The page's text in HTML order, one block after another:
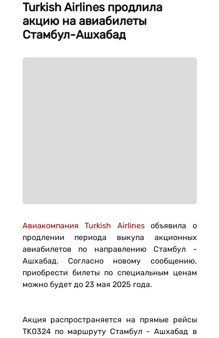
Turkish Airlines продлила
акцию на авиабилеты
Стамбул-Ашхабад
Авиакомпания Turkish Airlinesобъявила о
продлении периода выкупа акционных
авиабилетов по направлению Стамбул -
Ашхабад. Согласно новому сообщению,
приобрести билеты по специальным ценам
можно будет до 23 мая 2025 года.
Акция распространяется на прямые рейсы
TK0324 по маршруту Стамбул - Ашхабад в